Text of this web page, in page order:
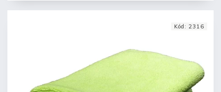
Kód: 2316